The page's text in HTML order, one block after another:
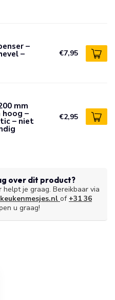
–
– €7,95
mm
hoog –
– niet €2,95
over dit product?
helpt je graag. Bereikbaar via
of +31 36
u graag!